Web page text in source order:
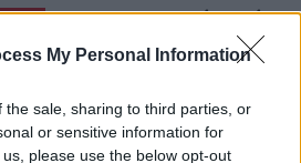
My Personal Information
the sale, sharing to third parties, or
or sensitive information for
please use the below opt-out
02.
SOKAN ROSSZUL TÁROLJÁK
A HATÁSUK